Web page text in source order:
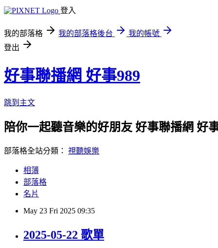
登入
我的部落格 我的部落格後台
我的帳號
登出
好事聯播網 好事989
跳到主文
陪你一起聽音樂的好朋友 好事聯播網 好
部落格全站分類： 視聽娛樂
相簿
部落格
名片
May 23 Fri 2025 09:35
2025-05-22 歌單